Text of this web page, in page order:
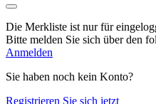
Die Merkliste ist nur für
Bitte melden Sie sich über den
Anmelden
Sie haben noch kein Konto?
Registrieren Sie sich jetzt